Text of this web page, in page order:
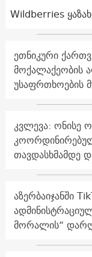
Wildberries
ეთნიკური
მოქალაქეობის
უსაფრთხოების
კვლევა: ონისე
თავდასხმამდე
აზერბაიჯანში
მორალის“